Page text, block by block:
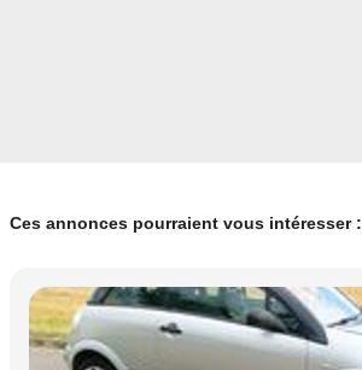
Ces annonces pourraient vous intéresser :